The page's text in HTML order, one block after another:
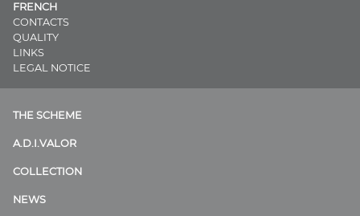
FRENCH
CONTACTS
QUALITY
LINKS
LEGAL NOTICE
THE SCHEME
A.D.I.VALOR
COLLECTION
NEWS